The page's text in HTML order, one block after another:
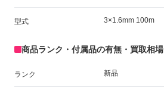
型式 3×1.6mm 100m
商品ランク・付属品の有無・買取相場
ランク 新品